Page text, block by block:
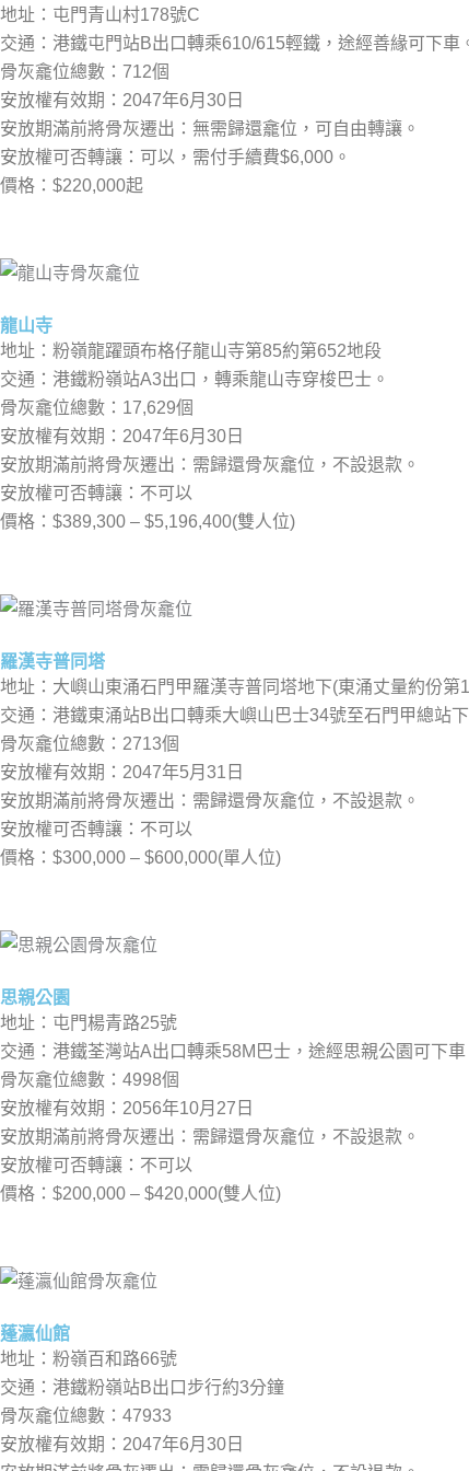
地址：屯門青山村178號C
交通：港鐵屯門站B出口轉乘610/615輕鐵，途經善緣可下車
骨灰龕位總數：712個
安放權有效期：2047年6月30日
安放期滿前將骨灰遷出：無需歸還龕位，可自由轉讓。
安放權可否轉讓：可以，需付手續費$6,000。
價格：$220,000起
龍山寺
地址：粉嶺龍躍頭布格仔龍山寺第85約第652地段
交通：港鐵粉嶺站A3出口，轉乘龍山寺穿梭巴士。
骨灰龕位總數：17,629個
安放權有效期：2047年6月30日
安放期滿前將骨灰遷出：需歸還骨灰龕位，不設退款。
安放權可否轉讓：不可以
價格：$389,300 – $5,196,400(雙人位)
羅漢寺普同塔
地址：大嶼山東涌石門甲羅漢寺普同塔地下(東涌丈量約份第
交通：港鐵東涌站B出口轉乘大嶼山巴士34號至石門甲總站
骨灰龕位總數：2713個
安放權有效期：2047年5月31日
安放期滿前將骨灰遷出：需歸還骨灰龕位，不設退款。
安放權可否轉讓：不可以
價格：$300,000 – $600,000(單人位)
思親公園
地址：屯門楊青路25號
交通：港鐵荃灣站A出口轉乘58M巴士，途經思親公園可下車
骨灰龕位總數：4998個
安放權有效期：2056年10月27日
安放期滿前將骨灰遷出：需歸還骨灰龕位，不設退款。
安放權可否轉讓：不可以
價格：$200,000 – $420,000(雙人位)
蓬瀛仙館
地址：粉嶺百和路66號
交通：港鐵粉嶺站B出口步行約3分鐘
骨灰龕位總數：47933
安放權有效期：2047年6月30日